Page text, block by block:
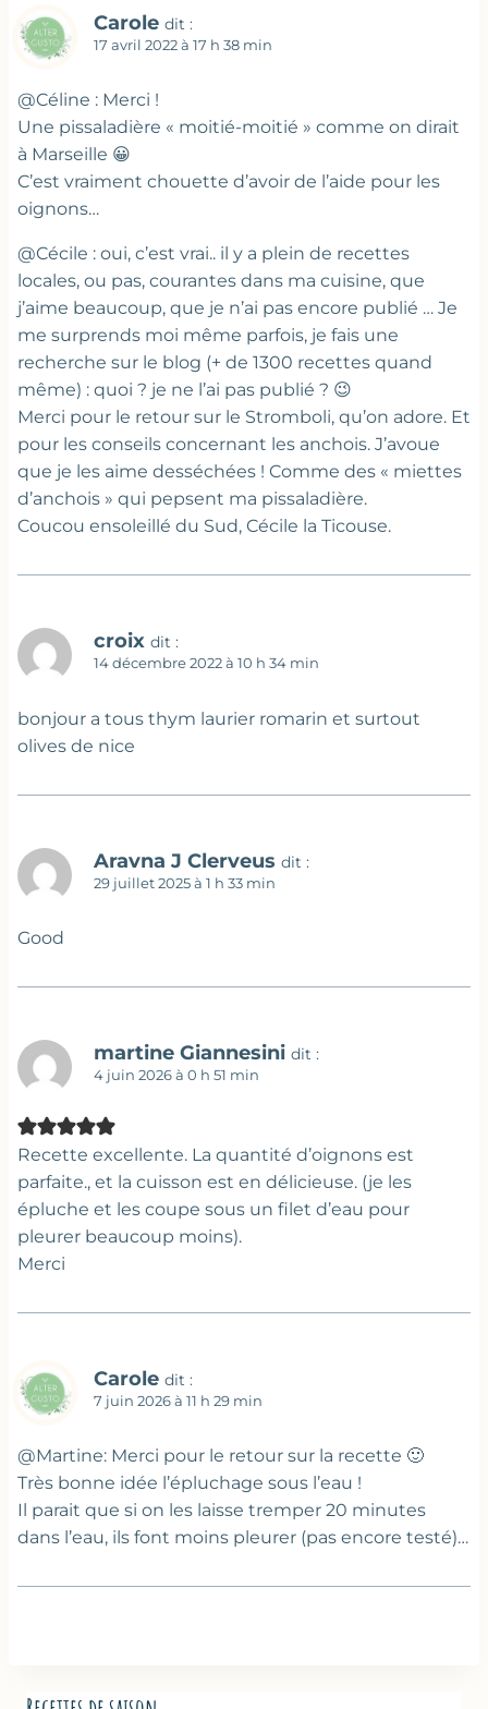
Carole dit :
17 avril 2022 à 17 h 38 min
@Céline : Merci !
Une pissaladière « moitié-moitié » comme on dirait
à Marseille 😀
C’est vraiment chouette d’avoir de l’aide pour les
oignons…
@Cécile : oui, c’est vrai.. il y a plein de recettes
locales, ou pas, courantes dans ma cuisine, que
j’aime beaucoup, que je n’ai pas encore publié … Je
me surprends moi même parfois, je fais une
recherche sur le blog (+ de 1300 recettes quand
même) : quoi ? je ne l’ai pas publié ? 😉
Merci pour le retour sur le Stromboli, qu’on adore. Et
pour les conseils concernant les anchois. J’avoue
que je les aime desséchées ! Comme des « miettes
d’anchois » qui pepsent ma pissaladière.
Coucou ensoleillé du Sud, Cécile la Ticouse.
croix dit :
14 décembre 2022 à 10 h 34 min
bonjour a tous thym laurier romarin et surtout
olives de nice
Aravna J Clerveus dit :
29 juillet 2025 à 1 h 33 min
Good
martine Giannesini dit :
4 juin 2026 à 0 h 51 min
Recette excellente. La quantité d’oignons est
parfaite., et la cuisson est en délicieuse. (je les
épluche et les coupe sous un filet d’eau pour
pleurer beaucoup moins).
Merci
Carole dit :
7 juin 2026 à 11 h 29 min
@Martine: Merci pour le retour sur la recette 🙂
Très bonne idée l’épluchage sous l’eau !
Il parait que si on les laisse tremper 20 minutes
dans l’eau, ils font moins pleurer (pas encore testé)…